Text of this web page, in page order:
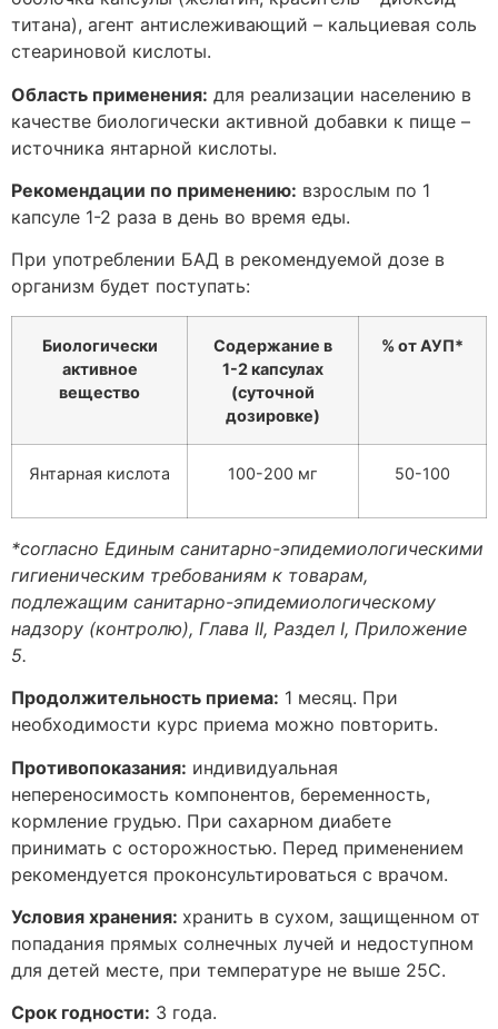
титана), агент антислеживающий – кальциевая соль
стеариновой кислоты.
Область применения: для реализации населению в
качестве биологически активной добавки к пище –
источника янтарной кислоты.
Рекомендации по применению: взрослым по 1
капсуле 1-2 раза в день во время еды.
При употреблении БАД в рекомендуемой дозе в
организм будет поступать:
Биологически
активное
вещество
Содержание в
1-2 капсулах
(суточной
дозировке)
% от АУП*
Янтарная кислота 100-200 мг 50-100
*согласно Единым санитарно-эпидемиологическими
гигиеническим требованиям к товарам,
подлежащим санитарно-эпидемиологическому
надзору (контролю), Глава II, Раздел I, Приложение
5.
Продолжительность приема: 1 месяц. При
необходимости курс приема можно повторить.
Противопоказания: индивидуальная
непереносимость компонентов, беременность,
кормление грудью. При сахарном диабете
принимать с осторожностью. Перед применением
рекомендуется проконсультироваться с врачом.
Условия хранения: хранить в сухом, защищенном от
попадания прямых солнечных лучей и недоступном
для детей месте, при температуре не выше 25С.
Срок годности: 3 года.